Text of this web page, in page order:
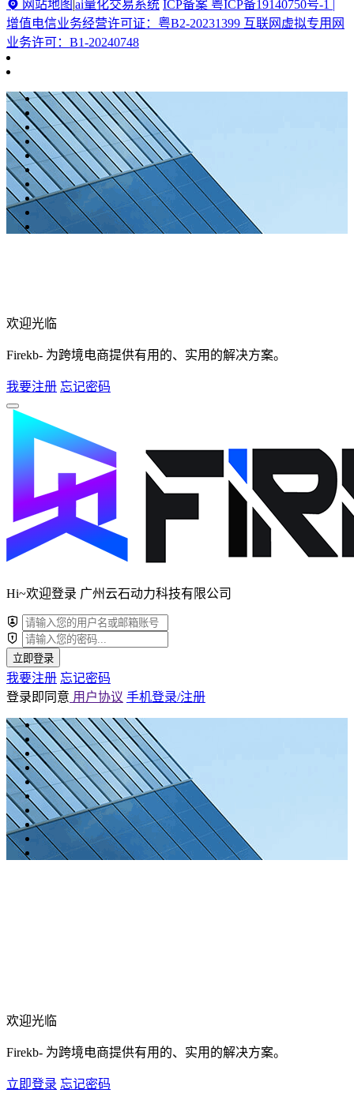
网站地图 ai量化交易系统 ICP备案 粤ICP备19140750号-1 |
增值电信业务经营许可证：粤B2-20231399 互联网虚拟专用网
业务许可：B1-20240748
欢迎光临
Firekb- 为跨境电商提供有用的、实用的解决方案。
我要注册 忘记密码
Hi~欢迎登录 广州云石动力科技有限公司
立即登录
我要注册 忘记密码
登录即同意 用户协议 手机登录/注册
欢迎光临
Firekb- 为跨境电商提供有用的、实用的解决方案。
立即登录 忘记密码